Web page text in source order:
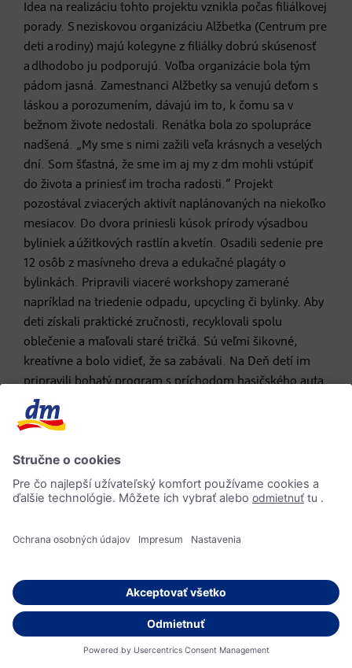
Idea na realizáciu tohto projektu vznikla počas filiálkovej
porady. S neziskovou organizáciu Alžbetka (Centrum pre
deti a rodiny) majú kolegyne z filiálky dobrú skúsenosť
a dlhodobo ju podporujú. Voľba organizácie bola tým
pádom jasná. Zamestnanci Alžbetky sa venujú deťom s
láskou a porozumením, dávajú im to, k čomu sa v
bežnom živote nedostali. Renátka bola zo spolupráce
nadšená. „My sme s nimi zažili veľa krásnych a veselých
dní. Som šťastná, že sme im aj my z dm mohli vstúpiť
do života a priniesť im trocha radosti.“ Projekt
pozostával z viacerých aktivít naplánovaných na niekoľko
mesiacov. Do dvora priniesli kúsok prírody výsadbou
byliniek a úžitkových rastlín a kvetín. Osadili sedenie pre
12 osôb z masívneho dreva a edukačné plagáty o
bylinkách. Pripravili viaceré workshopy zamerané
napríklad na triedenie odpadu, upcycling či bylinky. Aby
deti získali praktické zručnosti, recyklovali spolu
oblečenie a maľovali staré tričká. Sú veľmi šikovné,
kreatívne a bolo vidieť, že sa zabávali. Na Deň detí im
pripravili bohatý program s príchodom hasičského auta
s klaksónom.
Zdieľať: